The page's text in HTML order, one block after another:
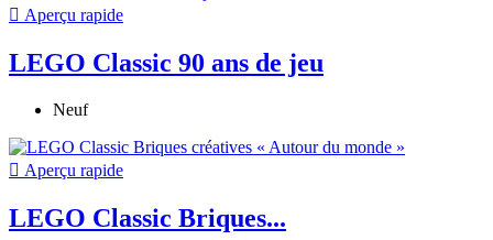
 Aperçu rapide
LEGO Classic 90 ans de jeu
Neuf
 Aperçu rapide
LEGO Classic Briques...